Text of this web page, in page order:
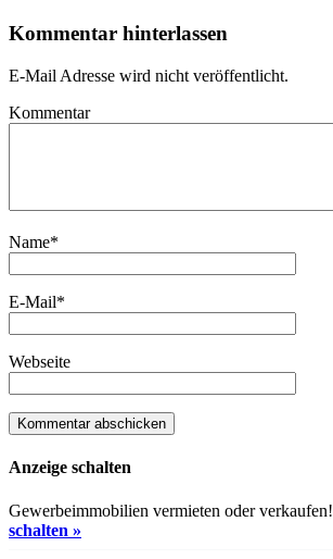
Kommentar hinterlassen
E-Mail Adresse wird nicht veröffentlicht.
Kommentar
Name*
E-Mail*
Webseite
Anzeige schalten
Gewerbeimmobilien vermieten oder verkaufen!
schalten »